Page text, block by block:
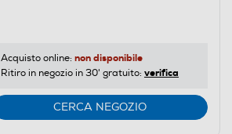
Acquisto online: non disponibile
Ritiro in negozio in 30' gratuito: verifica
CERCA NEGOZIO